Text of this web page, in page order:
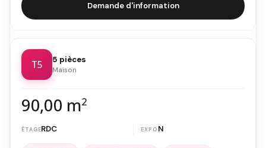
Demande d'information
T5 5 pièces
Maison
90,00 m2
RDC N